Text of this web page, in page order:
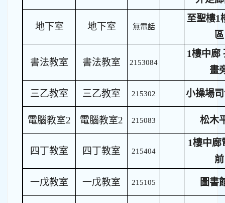
地下室 地下室 無電話
至聖樓1
區
書法教室 書法教室 2153084
1樓中廊
畫
三乙教室 三乙教室 215302 小操場
電腦教室2 電腦教室2 215083 松木
四丁教室 四丁教室 215404
1樓中廊
前
一戊教室 一戊教室 215105 圖書